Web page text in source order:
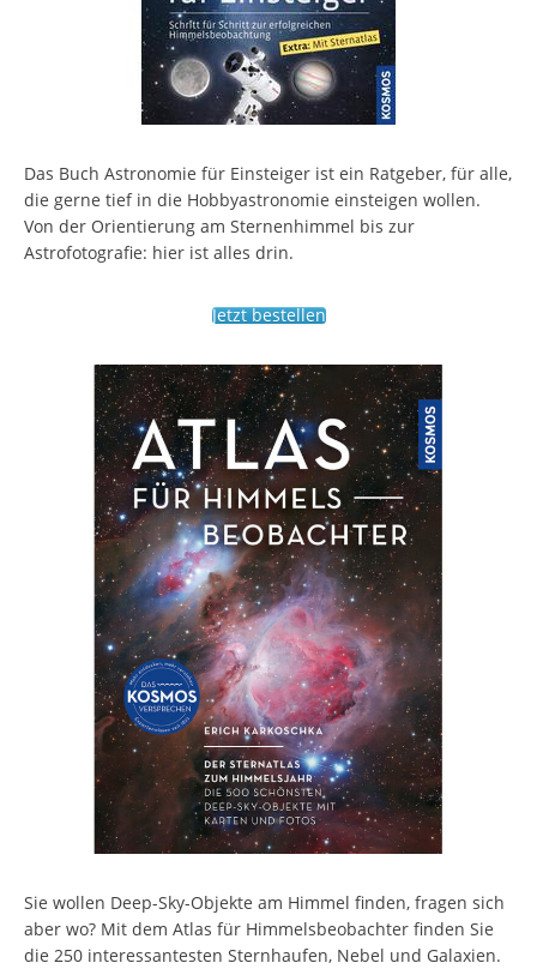
Das Buch Astronomie für Einsteiger ist ein Ratgeber, für alle,
die gerne tief in die Hobbyastronomie einsteigen wollen.
Von der Orientierung am Sternenhimmel bis zur
Astrofotografie: hier ist alles drin.
Jetzt bestellen
Sie wollen Deep-Sky-Objekte am Himmel finden, fragen sich
aber wo? Mit dem Atlas für Himmelsbeobachter finden Sie
die 250 interessantesten Sternhaufen, Nebel und Galaxien.